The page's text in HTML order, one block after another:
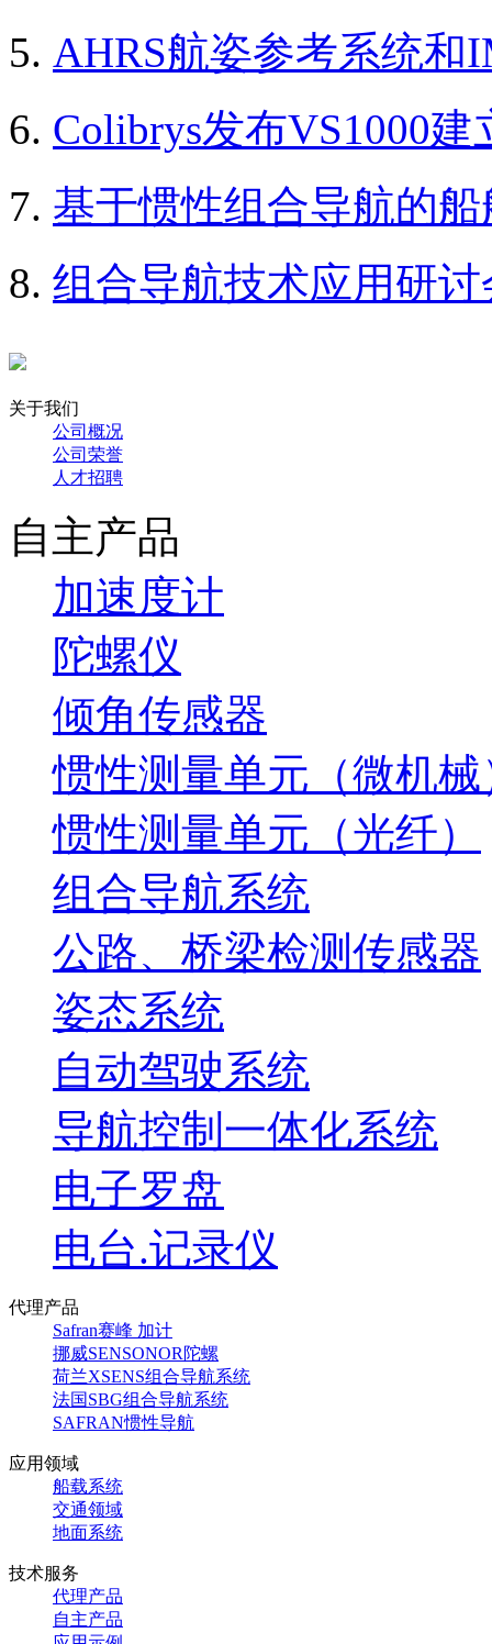
AHRS航姿参考系统和
Colibrys发布VS1000
基于惯性组合导航的
组合导航技术应用研
关于我们
公司概况
公司荣誉
人才招聘
自主产品
加速度计
陀螺仪
倾角传感器
惯性测量单元（微机械
惯性测量单元（光纤）
组合导航系统
公路、桥梁检测传感器
姿态系统
自动驾驶系统
导航控制一体化系统
电子罗盘
电台.记录仪
代理产品
Safran赛峰 加计
挪威SENSONOR陀螺
荷兰XSENS组合导航系统
法国SBG组合导航系统
SAFRAN惯性导航
应用领域
船载系统
交通领域
地面系统
技术服务
代理产品
自主产品